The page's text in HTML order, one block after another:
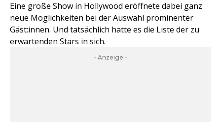
Eine große Show in Hollywood eröffnete dabei ganz
neue Möglichkeiten bei der Auswahl prominenter
Gäst:innen. Und tatsächlich hatte es die Liste der zu
erwartenden Stars in sich.
- Anzeige -